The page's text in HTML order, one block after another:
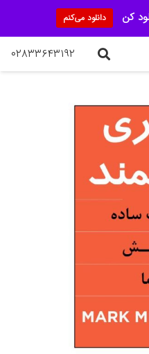
۰۲۸۳۳۶۴۳۱۹۲
کن دانلود می‌کنم